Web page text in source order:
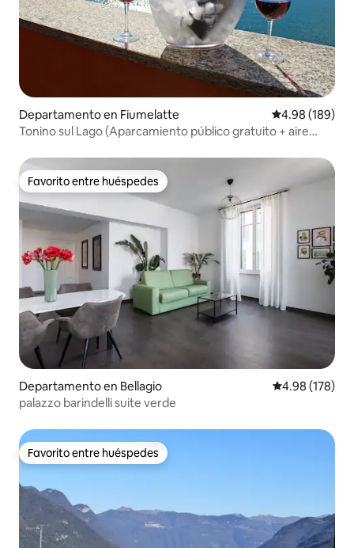
Departamento en Fiumelatte Calificación
4.98 (189)
Tonino sul Lago (Aparcamiento público gratuito + aire
Favorito entre huéspedes
Favorito entre huéspedes
Departamento en Bellagio Calificación
4.98 (178)
palazzo barindelli suite verde
Favorito entre huéspedes
Favorito entre huéspedes